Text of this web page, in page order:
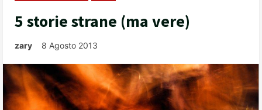
5 storie strane (ma vere)
zary 8 Agosto 2013